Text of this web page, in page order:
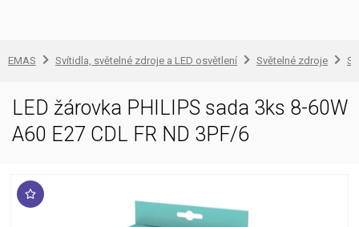
EMAS Svítidla, světelné zdroje a LED osvětlení Světelné zdroje
LED žárovka PHILIPS sada 3ks 8-60W
A60 E27 CDL FR ND 3PF/6